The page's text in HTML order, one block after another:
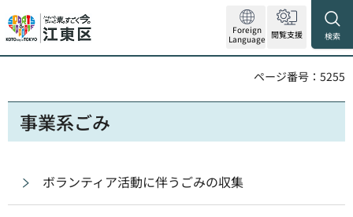
Foreign
Language 閲覧支援 検索
ページ番号：5255
事業系ごみ
ボランティア活動に伴うごみの収集